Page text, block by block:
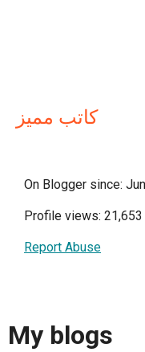
كاتب مميز
On Blogger since:
Profile views: 21,653
Report Abuse
My blogs